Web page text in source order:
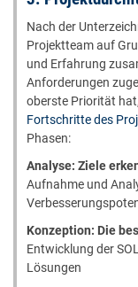
Nach der
Projektteam auf
und Erfahrung
Anforderungen
oberste Priorität
Fortschritte des
Phasen:
Analyse: Ziele
Aufnahme und
Konzeption: Die
Entwicklung der
Lösungen